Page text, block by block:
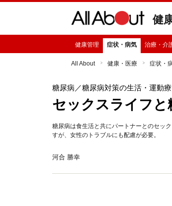
健
健康管理 症状・病気 治療・介
All About 健康・医療 症状・
糖尿病 ／糖尿病対策の生活・運動
セックスライフと
糖尿病は食生活と共にパートナーとのセッ
すが、女性のトラブルにも配慮が必要。
河合 勝幸